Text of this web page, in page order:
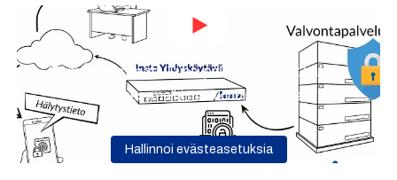
Tämä video on YouTube-palvelussa. Voit katsoa
sen hyväksymällä markkinointievästeet.
Hallinnoi evästeasetuksia